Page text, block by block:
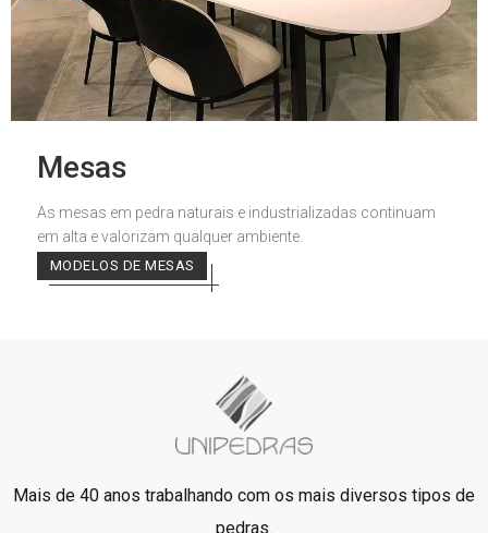
Mesas
As mesas em pedra naturais e industrializadas continuam
em alta e valorizam qualquer ambiente.
MODELOS DE MESAS
Mais de 40 anos trabalhando com os mais diversos tipos de
pedras.